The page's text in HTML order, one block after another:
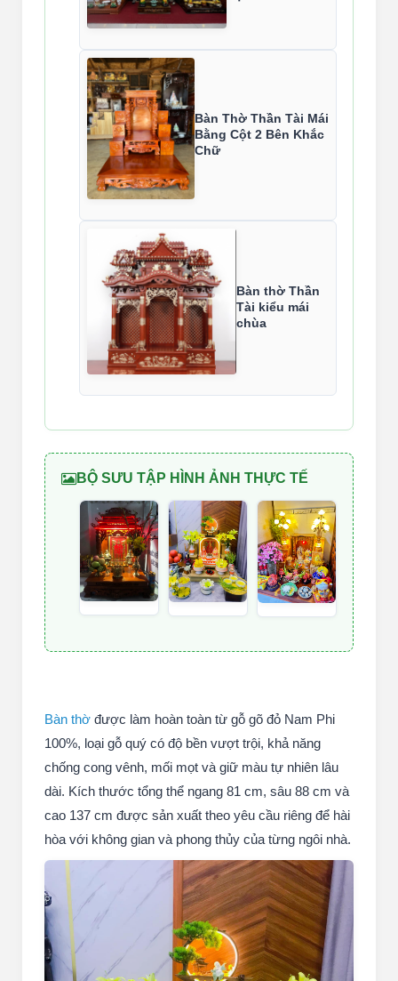
Bàn Thờ Thần Tài Mái
Bằng Cột 2 Bên Khắc
Chữ
Bàn thờ Thần
Tài kiểu mái
chùa
BỘ SƯU TẬP HÌNH ẢNH THỰC TẾ
Bàn thờ được làm hoàn toàn từ gỗ gõ đỏ Nam Phi
100%, loại gỗ quý có độ bền vượt trội, khả năng
chống cong vênh, mối mọt và giữ màu tự nhiên lâu
dài. Kích thước tổng thể ngang 81 cm, sâu 88 cm và
cao 137 cm được sản xuất theo yêu cầu riêng để hài
hòa với không gian và phong thủy của từng ngôi nhà.